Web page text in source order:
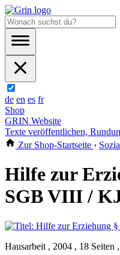
de en es fr
Shop
GRIN Website
Texte veröffentlichen,
Zur Shop-Startseite ›
Hilfe zur
SGB VIII /
Hausarbeit , 2004 , 18 Seiten